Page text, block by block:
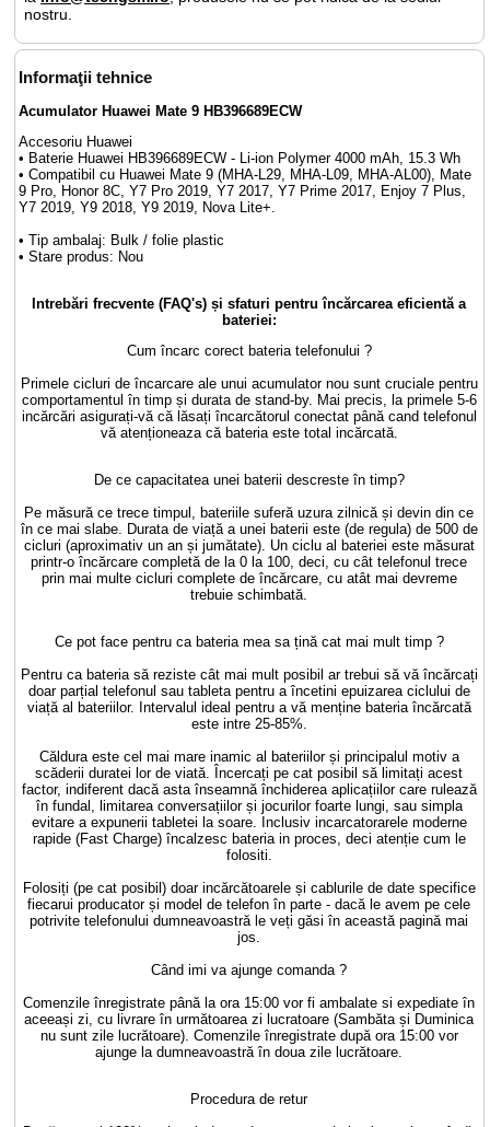
nostru.
Informaţii tehnice
Acumulator Huawei Mate 9 HB396689ECW
Accesoriu Huawei
• Baterie Huawei HB396689ECW - Li-ion Polymer 4000 mAh, 15.3 Wh
• Compatibil cu Huawei Mate 9 (MHA-L29, MHA-L09, MHA-AL00), Mate
9 Pro, Honor 8C, Y7 Pro 2019, Y7 2017, Y7 Prime 2017, Enjoy 7 Plus,
Y7 2019, Y9 2018, Y9 2019, Nova Lite+.
• Tip ambalaj: Bulk / folie plastic
• Stare produs: Nou
Intrebări frecvente (FAQ's) și sfaturi pentru încărcarea eficientă a
bateriei:
Cum încarc corect bateria telefonului ?
Primele cicluri de încarcare ale unui acumulator nou sunt cruciale pentru
comportamentul în timp și durata de stand-by. Mai precis, la primele 5-6
incărcări asigurați-vă că lăsați încarcătorul conectat până cand telefonul
vă atenționeaza că bateria este total incărcată.
De ce capacitatea unei baterii descreste în timp?
Pe măsură ce trece timpul, bateriile suferă uzura zilnică și devin din ce
în ce mai slabe. Durata de viață a unei baterii este (de regula) de 500 de
cicluri (aproximativ un an și jumătate). Un ciclu al bateriei este măsurat
printr-o încărcare completă de la 0 la 100, deci, cu cât telefonul trece
prin mai multe cicluri complete de încărcare, cu atât mai devreme
trebuie schimbată.
Ce pot face pentru ca bateria mea sa țină cat mai mult timp ?
Pentru ca bateria să reziste cât mai mult posibil ar trebui să vă încărcați
doar parțial telefonul sau tableta pentru a încetini epuizarea ciclului de
viață al bateriilor. Intervalul ideal pentru a vă menține bateria încărcată
este intre 25-85%.
Căldura este cel mai mare inamic al bateriilor și principalul motiv a
scăderii duratei lor de viată. Încercați pe cat posibil să limitați acest
factor, indiferent dacă asta înseamnă închiderea aplicațiilor care rulează
în fundal, limitarea conversațiilor și jocurilor foarte lungi, sau simpla
evitare a expunerii tabletei la soare. Inclusiv incarcatorarele moderne
rapide (Fast Charge) încalzesc bateria in proces, deci atenție cum le
folositi.
Folosiți (pe cat posibil) doar incărcătoarele și cablurile de date specifice
fiecarui producator și model de telefon în parte - dacă le avem pe cele
potrivite telefonului dumneavoastră le veți găsi în această pagină mai
jos.
Când imi va ajunge comanda ?
Comenzile înregistrate până la ora 15:00 vor fi ambalate si expediate în
aceeași zi, cu livrare în următoarea zi lucratoare (Sambăta și Duminica
nu sunt zile lucrătoare). Comenzile înregistrate după ora 15:00 vor
ajunge la dumneavoastră în doua zile lucrătoare.
Procedura de retur